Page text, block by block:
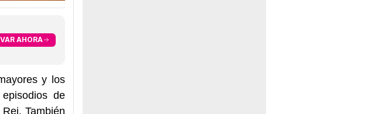
AHORA
y los
de
También